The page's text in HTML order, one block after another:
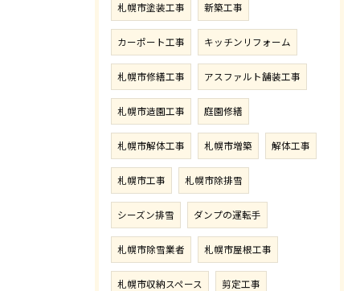
札幌市塗装工事 新築工事
カーポート工事 キッチンリフォーム
札幌市修繕工事 アスファルト舗装工事
札幌市造園工事 庭園修繕
札幌市解体工事 札幌市増築 解体工事
札幌市工事 札幌市除排雪
シーズン排雪 ダンプの運転手
札幌市除雪業者 札幌市屋根工事
札幌市収納スペース 剪定工事